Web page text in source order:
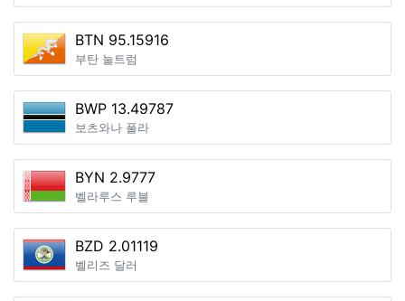
BTN 95.15916
부탄 눌트럼
BWP 13.49787
보츠와나 풀라
BYN 2.9777
벨라루스 루블
BZD 2.01119
벨리즈 달러